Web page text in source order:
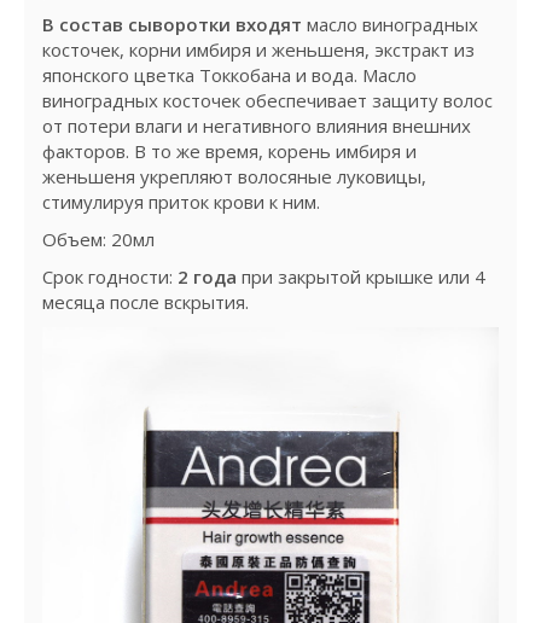
В состав сыворотки входят масло виноградных
косточек, корни имбиря и женьшеня, экстракт из
японского цветка Токкобана и вода. Масло
виноградных косточек обеспечивает защиту волос
от потери влаги и негативного влияния внешних
факторов. В то же время, корень имбиря и
женьшеня укрепляют волосяные луковицы,
стимулируя приток крови к ним.
Объем: 20мл
Срок годности: 2 года при закрытой крышке или 4
месяца после вскрытия.